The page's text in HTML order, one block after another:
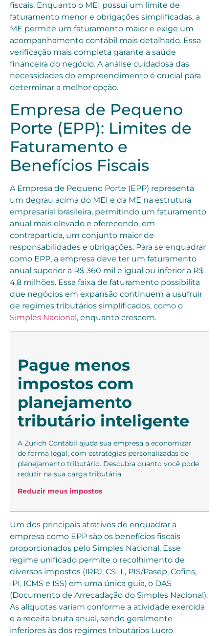
fiscais. Enquanto o MEI possui um limite de
faturamento menor e obrigações simplificadas, a
ME permite um faturamento maior e exige um
acompanhamento contábil mais detalhado. Essa
verificação mais completa garante a saúde
financeira do negócio. A análise cuidadosa das
necessidades do empreendimento é crucial para
determinar a melhor opção.
Empresa de Pequeno
Porte (EPP): Limites de
Faturamento e
Benefícios Fiscais
A Empresa de Pequeno Porte (EPP) representa
um degrau acima do MEI e da ME na estrutura
empresarial brasileira, permitindo um faturamento
anual mais elevado e oferecendo, em
contrapartida, um conjunto maior de
responsabilidades e obrigações. Para se enquadrar
como EPP, a empresa deve ter um faturamento
anual superior a R$ 360 mil e igual ou inferior a R$
4,8 milhões. Essa faixa de faturamento possibilita
que negócios em expansão continuem a usufruir
de regimes tributários simplificados, como o
Simples Nacional , enquanto crescem.
Pague menos
impostos com
planejamento
tributário inteligente
A Zurich Contábil ajuda sua empresa a economizar
de forma legal, com estratégias personalizadas de
planejamento tributário. Descubra quanto você pode
reduzir na sua carga tributária.
Reduzir meus impostos
Um dos principais atrativos de enquadrar a
empresa como EPP são os benefícios fiscais
proporcionados pelo Simples Nacional. Esse
regime unificado permite o recolhimento de
diversos impostos (IRPJ, CSLL, PIS/Pasep, Cofins,
IPI, ICMS e ISS) em uma única guia, o DAS
(Documento de Arrecadação do Simples Nacional).
As alíquotas variam conforme a atividade exercida
e a receita bruta anual, sendo geralmente
inferiores às dos regimes tributários Lucro